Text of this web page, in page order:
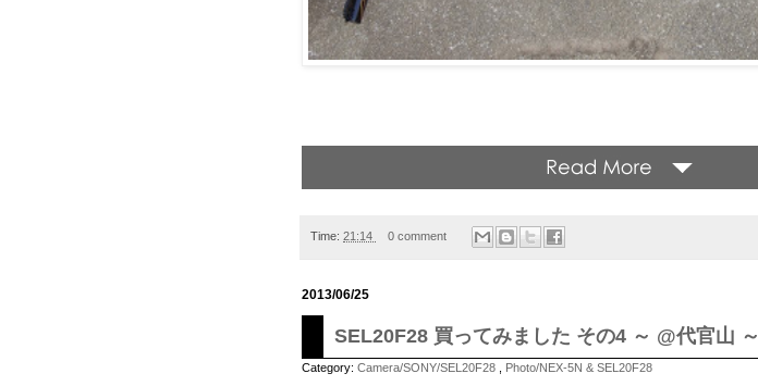
Time: 21:14 0 comment
2013/06/25
SEL20F28 買ってみました その4 ～ @代官山 ～
Category: Camera/SONY/SEL20F28 Photo/NEX-5N & SEL20F28